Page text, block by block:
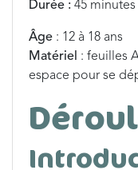
Durée : 45 minutes
Âge : 12 à 18 ans
Matériel : feuilles
espace pour se